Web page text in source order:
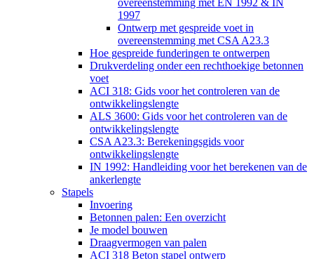
overeenstemming met EN 1992 & IN
1997
Ontwerp met gespreide voet in
overeenstemming met CSA A23.3
Hoe gespreide funderingen te ontwerpen
Drukverdeling onder een rechthoekige betonnen
voet
ACI 318: Gids voor het controleren van de
ontwikkelingslengte
ALS 3600: Gids voor het controleren van de
ontwikkelingslengte
CSA A23.3: Berekeningsgids voor
ontwikkelingslengte
IN 1992: Handleiding voor het berekenen van de
ankerlengte
Stapels
Invoering
Betonnen palen: Een overzicht
Je model bouwen
Draagvermogen van palen
ACI 318 Beton stapel ontwerp